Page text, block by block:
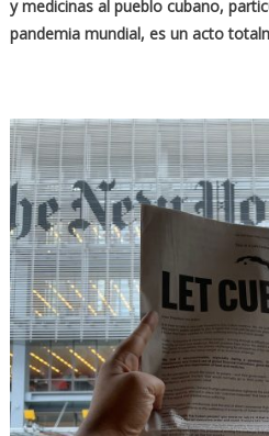
y medicinas al pueblo cubano,
pandemia mundial, es un acto